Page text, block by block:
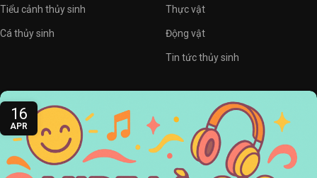
Tiểu cảnh thủy sinh
Cá thủy sinh
Thực vật
Động vật
Tin tức thủy sinh
16
APR